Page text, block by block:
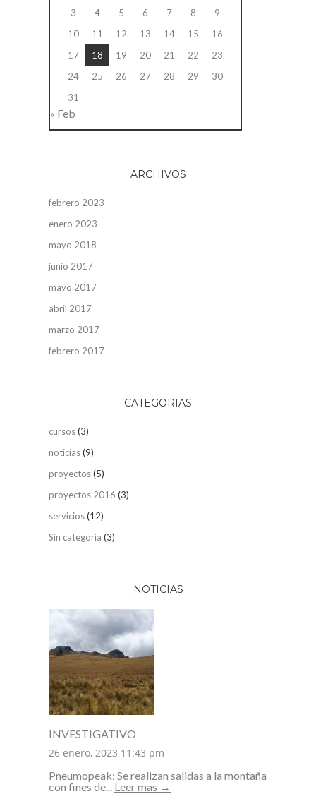
3
4 5 6 7 8
9
10
11 12 13 14 15
16
17
18 19 20 21 22
23
24
25 26 27 28 29
30
31
« Feb
ARCHIVOS
febrero 2023
enero 2023
mayo 2018
junio 2017
mayo 2017
abril 2017
marzo 2017
febrero 2017
CATEGORIAS
cursos(3)
noticias(9)
proyectos(5)
proyectos 2016 (3)
servicios(12)
Sin categoría (3)
NOTICIAS
INVESTIGATIVO
26 enero, 2023 11:43 pm
Pneumopeak: Se realizan salidas a la montaña
con fines de... Leer mas →